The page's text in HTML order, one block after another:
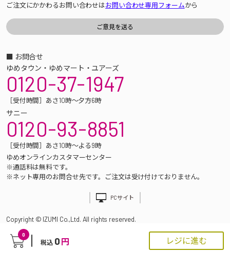
0
税込 0 円 レジに進む
ご注文にかかわるお問い合わせはお問い合わせ専用フォームから
■ お問合せ
ゆめタウン・ゆめマート・ユアーズ
0120-37-1947
［受付時間］あさ10時～夕方6時
サニー
0120-93-8851
［受付時間］あさ10時～よる9時
ゆめオンラインカスタマーセンター
※通話料は無料です。
※ネット専用のお問合せ先です。ご注文は受け付けておりません。
PCサイト
Copyright © IZUMI Co.,Ltd. All rights reserved.